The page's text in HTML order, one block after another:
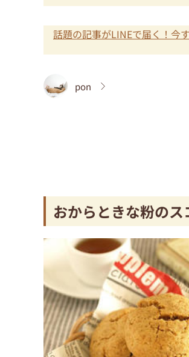
話題の記事がLINEで届く！今
pon
おからときな粉のス